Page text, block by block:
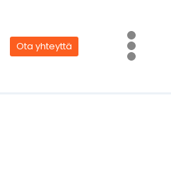
Ota yhteyttä